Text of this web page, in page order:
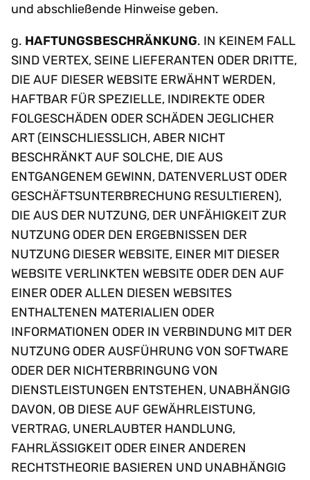
und abschließende Hinweise geben.
g. HAFTUNGSBESCHRÄNKUNG. IN KEINEM FALL
SIND VERTEX, SEINE LIEFERANTEN ODER DRITTE,
DIE AUF DIESER WEBSITE ERWÄHNT WERDEN,
HAFTBAR FÜR SPEZIELLE, INDIREKTE ODER
FOLGESCHÄDEN ODER SCHÄDEN JEGLICHER
ART (EINSCHLIESSLICH, ABER NICHT
BESCHRÄNKT AUF SOLCHE, DIE AUS
ENTGANGENEM GEWINN, DATENVERLUST ODER
GESCHÄFTSUNTERBRECHUNG RESULTIEREN),
DIE AUS DER NUTZUNG, DER UNFÄHIGKEIT ZUR
NUTZUNG ODER DEN ERGEBNISSEN DER
NUTZUNG DIESER WEBSITE, EINER MIT DIESER
WEBSITE VERLINKTEN WEBSITE ODER DEN AUF
EINER ODER ALLEN DIESEN WEBSITES
ENTHALTENEN MATERIALIEN ODER
INFORMATIONEN ODER IN VERBINDUNG MIT DER
NUTZUNG ODER AUSFÜHRUNG VON SOFTWARE
ODER DER NICHTERBRINGUNG VON
DIENSTLEISTUNGEN ENTSTEHEN, UNABHÄNGIG
DAVON, OB DIESE AUF GEWÄHRLEISTUNG,
VERTRAG, UNERLAUBTER HANDLUNG,
FAHRLÄSSIGKEIT ODER EINER ANDEREN
RECHTSTHEORIE BASIEREN UND UNABHÄNGIG